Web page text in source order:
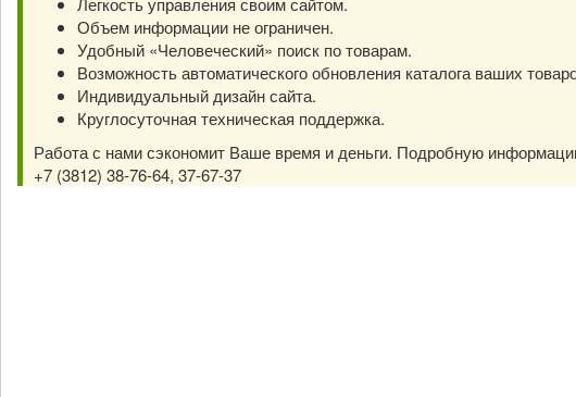
Объем информации не ограничен.
Удобный «Человеческий» поиск по товарам.
Возможность автоматического обновления каталога ваших
Индивидуальный дизайн сайта.
Круглосуточная техническая поддержка.
Работа с нами сэкономит Ваше время и деньги. Подробную
+7 (3812) 38-76-64, 37-67-37